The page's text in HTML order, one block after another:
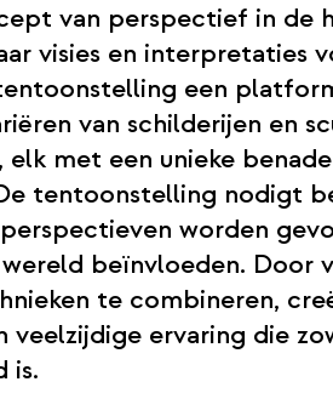
van perspectief in de
visies en interpretaties
een
van schilderijen en
met een unieke
tentoonstelling nodigt
worden
beïnvloeden. Door
te combineren,
veelzijdige ervaring die
is.